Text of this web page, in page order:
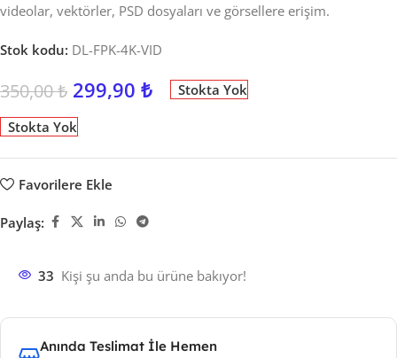
videolar, vektörler, PSD dosyaları ve görsellere erişim.
Stok kodu: DL-FPK-4K-VID
350,00₺ 299,90 ₺ Stokta Yok
Stokta Yok
Favorilere Ekle
Paylaş:
33 Kişi şu anda bu ürüne bakıyor!
Anında Teslimat İle Hemen